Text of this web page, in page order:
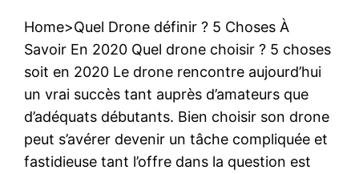
Home>Quel Drone définir ? 5 Choses À
Savoir En 2020 Quel drone choisir ? 5 choses
soit en 2020 Le drone rencontre aujourd’hui
un vrai succès tant auprès d’amateurs que
d’adéquats débutants. Bien choisir son drone
peut s’avérer devenir un tâche compliquée et
fastidieuse tant l’offre dans la question est